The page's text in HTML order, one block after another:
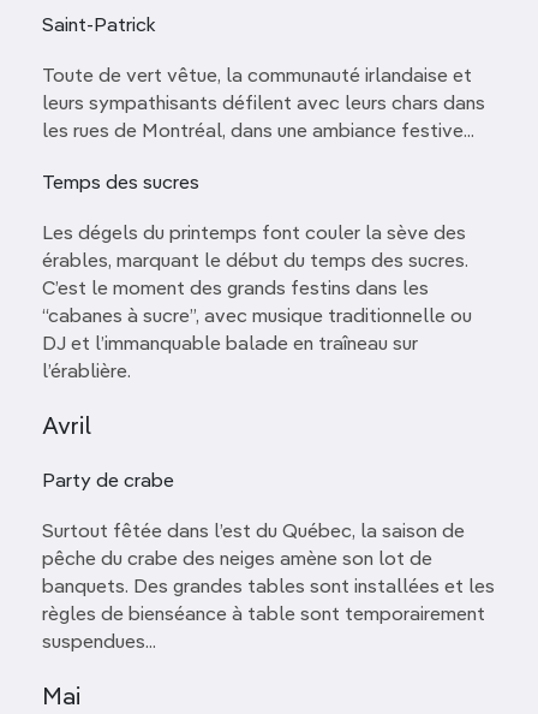
Saint-Patrick
Toute de vert vêtue, la communauté irlandaise et
leurs sympathisants défilent avec leurs chars dans
les rues de Montréal, dans une ambiance festive...
Temps des sucres
Les dégels du printemps font couler la sève des
érables, marquant le début du temps des sucres.
C’est le moment des grands festins dans les
“cabanes à sucre”, avec musique traditionnelle ou
DJ et l’immanquable balade en traîneau sur
l’érablière.
Avril
Party de crabe
Surtout fêtée dans l’est du Québec, la saison de
pêche du crabe des neiges amène son lot de
banquets. Des grandes tables sont installées et les
règles de bienséance à table sont temporairement
suspendues...
Mai